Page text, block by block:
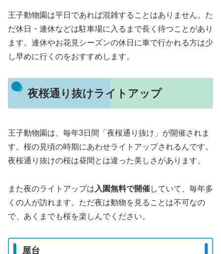
王子動物園は平日であれば混雑することはありません。た
だ休日・連休などは駐車場に入るまで長く待つことがあり
ます。連休やお花見シーズンの休日に車で行かれる方は少
し早めに行くのをおすすめします。
夜桜通り抜けライトアップ
王子動物園は、毎年3日間「夜桜通り抜け」が開催されま
す。桜の見頃の時期にあわせライトアップされるんです。
夜桜通り抜けの桜は昼間とは違った美しさがあります。
また夜のライトアップは 入園無料で開催していて、毎年多
くの人が訪れます。ただ夜は動物を見ることは不可なの
で、あくまでも桜を楽しんでください。
屋台